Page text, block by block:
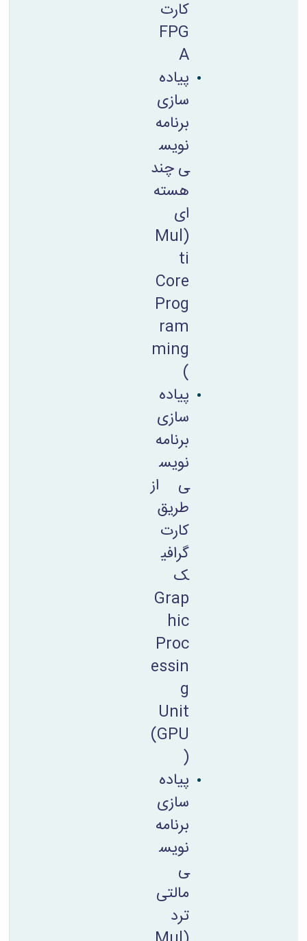
کارت
FPG
A
پیاده
سازی
برنامه
نویس
ی چند
هسته
ای
(Mul
ti
Core
Prog
ram
ming
)
پیاده
سازی
برنامه
نویس
ی از
طریق
کارت
گرافی
ک
Grap
hic
Proc
essin
g
Unit
‪(GPU
)
پیاده
سازی
برنامه
نویس
ی
مالتی
ترد